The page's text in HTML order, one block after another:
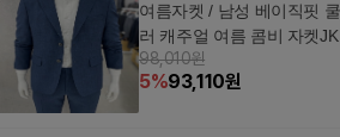
여름자켓 / 남성 베이직핏
러 캐주얼 여름 콤비 자켓JK
98,010원
5%93,110원